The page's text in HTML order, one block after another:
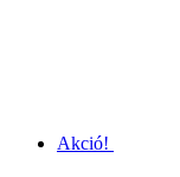
Akció!